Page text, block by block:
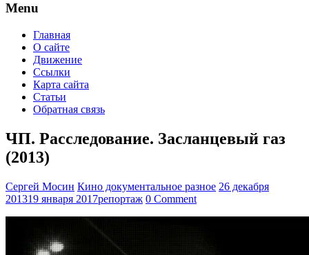
Menu
Главная
О сайте
Движение
Ссылки
Карта сайта
Статьи
Обратная связь
ЧП. Расследование. Засланцевый газ
(2013)
Сергей Мосин Кино документальное разное 26 декабря
201319 января 2017репортаж 0 Comment